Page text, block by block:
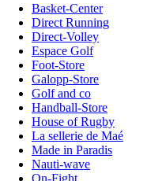
Basket-Center
Direct Running
Direct-Volley
Espace Golf
Foot-Store
Galopp-Store
Golf and co
Handball-Store
House of Rugby
La sellerie de Maé
Made in Paradis
Nauti-wave
On-Fight